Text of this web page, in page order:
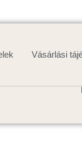
Vásárlási